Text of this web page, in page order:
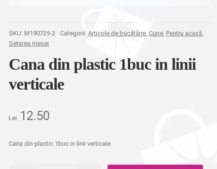
SKU: M190725-2 Categorii:Articole de bucătărie,Cupe, Pentru acasă,
Setarea mesei
Cana din plastic 1buc in linii
verticale
Lei 12.50
Cana din plastic 1buc in linii verticale